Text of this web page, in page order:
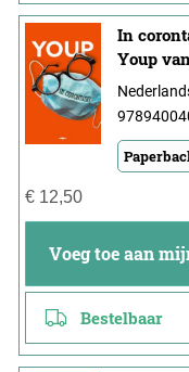
In
Youp
€12,50
Voeg toe aan
Bestelbaar